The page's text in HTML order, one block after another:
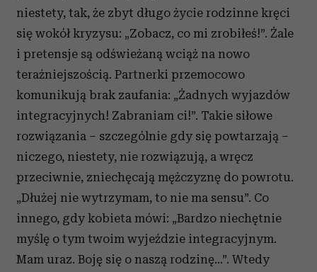
niestety, tak, że zbyt długo życie rodzinne kręci
się wokół kryzysu: „Zobacz, co mi zrobiłeś!”. Żale
i pretensje są odświeżaną wciąż na nowo
teraźniejszością. Partnerki przemocowo
komunikują brak zaufania: „Żadnych wyjazdów
integracyjnych! Zabraniam ci!”. Takie siłowe
rozwiązania – szczególnie gdy się powtarzają –
niczego, niestety, nie rozwiązują, a wręcz
przeciwnie, zniechęcają mężczyznę do powrotu.
„Dłużej nie wytrzymam, to nie ma sensu”. Co
innego, gdy kobieta mówi: „Bardzo niechętnie
myślę o tym twoim wyjeździe integracyjnym.
Mam uraz. Boję się o naszą rodzinę…”. Wtedy